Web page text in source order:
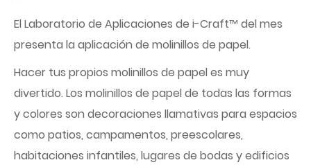
El Laboratorio de Aplicaciones de i-Craft™ del mes
presenta la aplicación de molinillos de papel.
Hacer tus propios molinillos de papel es muy
divertido. Los molinillos de papel de todas las formas
y colores son decoraciones llamativas para espacios
como patios, campamentos, preescolares,
habitaciones infantiles, lugares de bodas y edificios